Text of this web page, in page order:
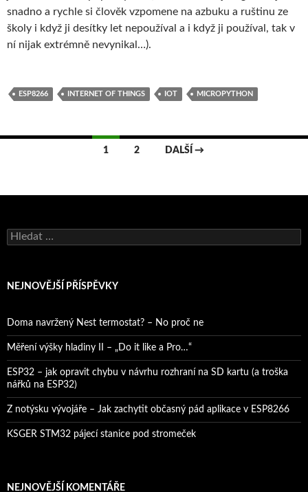
snadno a rychle si člověk vzpomene na azbuku a ruštinu ze
školy i když ji desítky let nepoužíval a i když ji používal, tak v
ní nijak extrémně nevynikal…).
ESP8266 INTERNET OF THINGS IOT MICROPYTHON
příspěvky
1 2 DALŠÍ →
Vyhledávání
NEJNOVĚJŠÍ PŘÍSPĚVKY
Doma navržený Nest termostat? – No proč ne
Měření výšky hladiny II – „Do it like a Pro…“
ESP32 – jak opravit chybu v návrhu rozhraní na SD kartu (a troška
nářků na ESP32)
Z notýsku vývojáře – Jak zachytit občasný pád aplikace v ESP8266
KSGER STM32 pájecí stanice pod stromeček
NEJNOVĚJŠÍ KOMENTÁŘE